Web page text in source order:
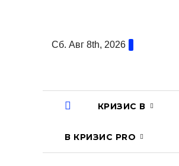
содержаниюСб. Авг 8th, 2026
КРИЗИС В
В КРИЗИС PRO